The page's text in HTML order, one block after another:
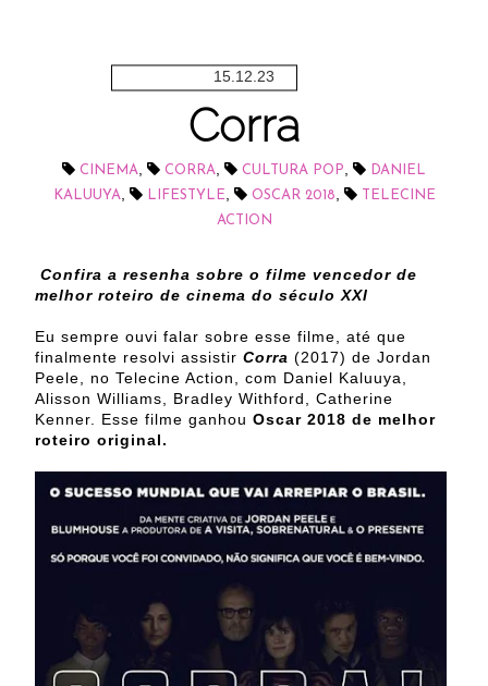
15.12.23
Corra
CINEMA, CORRA, CULTURA POP,
DANIEL
KALUUYA, LIFESTYLE, OSCAR 2018,
TELECINE
ACTION
Confira a resenha sobre o filme vencedor de
melhor roteiro de cinema do século XXI
Eu sempre ouvi falar sobre esse filme, até que
finalmente resolvi assistir Corra (2017) de Jordan
Peele, no Telecine Action, com Daniel Kaluuya,
Alisson Williams, Bradley Withford, Catherine
Kenner. Esse filme ganhou Oscar 2018 de melhor
roteiro original.